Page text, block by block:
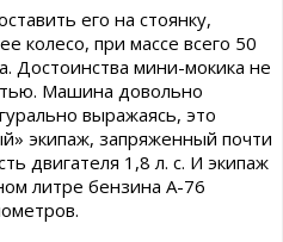
его на стоянку,
колесо, при массе всего 50
Достоинства мини-мокика не
Машина довольно
выражаясь, это
экипаж, запряженный почти
двигателя 1,8 л. с. И экипаж
литре бензина А-76